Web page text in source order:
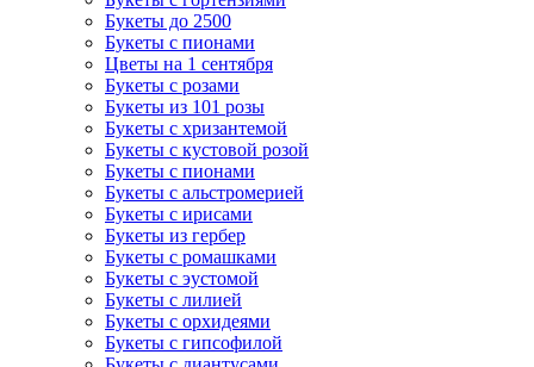
Букеты до 2500
Букеты с пионами
Цветы на 1 сентября
Букеты с розами
Букеты из 101 розы
Букеты с хризантемой
Букеты с кустовой розой
Букеты с пионами
Букеты с альстромерией
Букеты с ирисами
Букеты из гербер
Букеты с ромашками
Букеты с эустомой
Букеты с лилией
Букеты с орхидеями
Букеты с гипсофилой